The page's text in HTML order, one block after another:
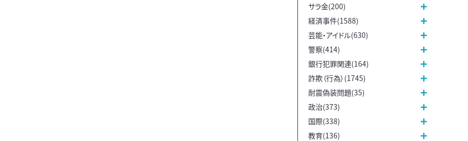
サラ金(200)
経済事件(1588)
芸能・アイドル(630)
警察(414)
銀行犯罪関連(164)
詐欺（行為）(1745)
耐震偽装問題(35)
政治(373)
国際(338)
教育(136)